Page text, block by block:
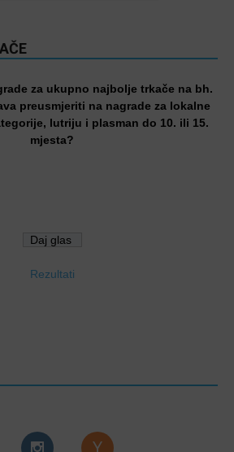
za ukupno najbolje trkače na bh.
preusmjeriti na nagrade za lokalne
lutriju i plasman do 10. ili 15.
mjesta?
Rezultati